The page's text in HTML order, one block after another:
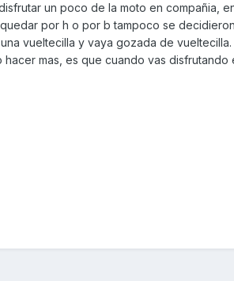
un poco de la moto en compañia,
por h o por b tampoco se
vueltecilla y vaya gozada de vueltecilla.
mas, es que cuando vas disfrutando